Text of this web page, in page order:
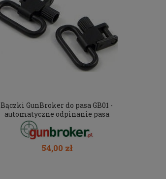
Bączki GunBroker do pasa GB01 -
automatyczne odpinanie pasa
54,00 zł